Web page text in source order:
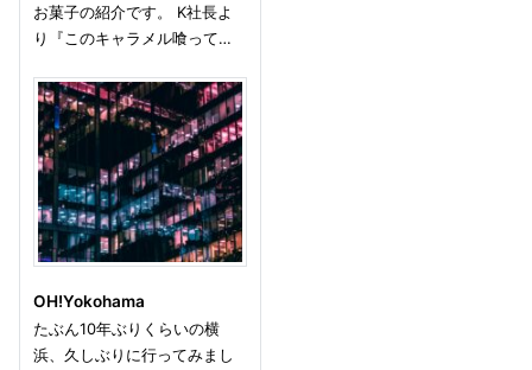
お菓子の紹介です。 K社長よ
り『このキャラメル喰って…
OH!Yokohama
たぶん10年ぶりくらいの横
浜、久しぶりに行ってみまし